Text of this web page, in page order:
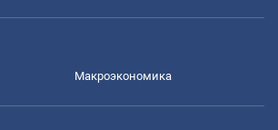
Mакроэкономика